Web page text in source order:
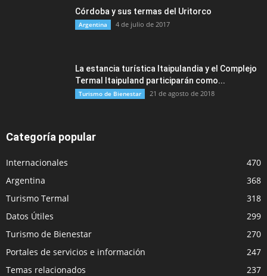
Córdoba y sus termas del Uritorco
Argentina 4 de julio de 2017
La estancia turística Itaipulandia y el Complejo
Termal Itaipuland participarán como...
Turismo de Bienestar 21 de agosto de 2018
Categoría popular
Internacionales
470
Argentina
368
Turismo Termal
318
Datos Útiles
299
Turismo de Bienestar
270
Portales de servicios e información
247
Temas relacionados
237